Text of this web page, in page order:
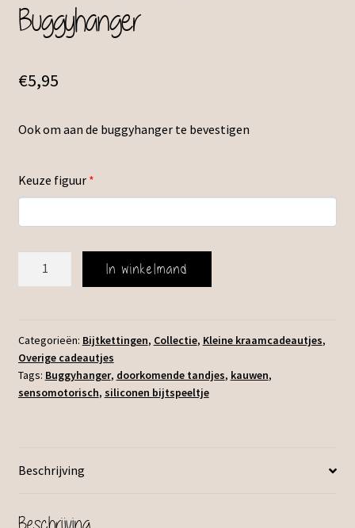
Buggyhanger
€5,95
Ook om aan de buggyhanger te bevestigen
Keuze figuur*
aantal
In winkelmand
Categorieën: Bijtkettingen, Collectie, Kleine kraamcadeautjes,
Overige cadeautjes
Tags: Buggyhanger, doorkomende tandjes, kauwen,
sensomotorisch, siliconen bijtspeeltje
Beschrijving